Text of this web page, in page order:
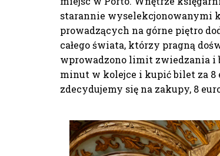
starannie wyselekcjonowanymi
prowadzących na górne piętro
całego świata, którzy pragną
wprowadzono limit zwiedzania i
minut w kolejce i kupić bilet za 8
zdecydujemy się na zakupy, 8